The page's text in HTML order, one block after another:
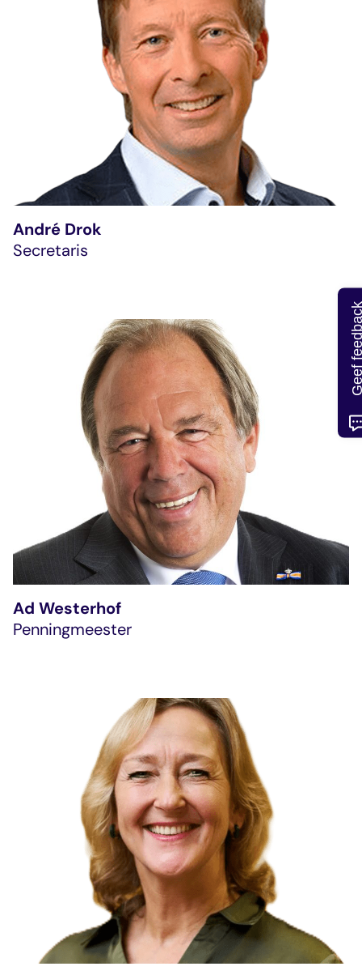
André Drok
Secretaris
Ad Westerhof
Penningmeester
Geef